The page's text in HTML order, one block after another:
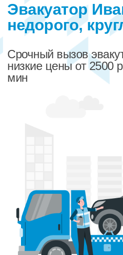
Эвакуатор
недорого,
Срочный вызов
низкие цены от 2500
мин